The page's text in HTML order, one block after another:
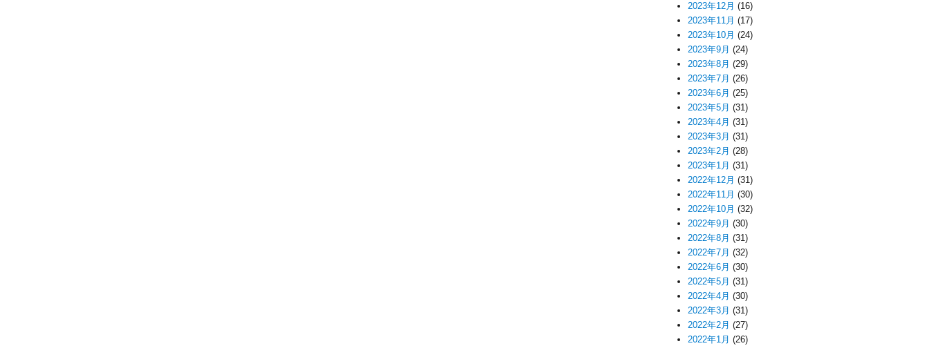
2023年12月 (16)
2023年11月 (17)
2023年10月 (24)
2023年9月 (24)
2023年8月 (29)
2023年7月 (26)
2023年6月 (25)
2023年5月 (31)
2023年4月 (31)
2023年3月 (31)
2023年2月 (28)
2023年1月 (31)
2022年12月 (31)
2022年11月 (30)
2022年10月 (32)
2022年9月 (30)
2022年8月 (31)
2022年7月 (32)
2022年6月 (30)
2022年5月 (31)
2022年4月 (30)
2022年3月 (31)
2022年2月 (27)
2022年1月 (26)